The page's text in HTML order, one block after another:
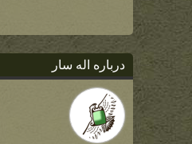
درباره اله سار